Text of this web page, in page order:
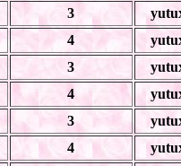
3
4
3
4
3
4